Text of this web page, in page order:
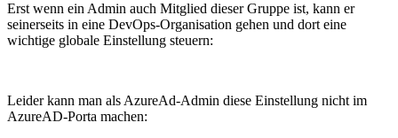
Erst wenn ein Admin auch Mitglied dieser Gruppe ist, kann er
seinerseits in eine DevOps-Organisation gehen und dort eine
wichtige globale Einstellung steuern:
Leider kann man als AzureAd-Admin diese Einstellung nicht im
AzureAD-Porta machen: